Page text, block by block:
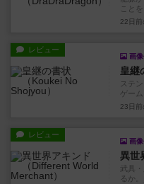
こと
22日前
レビュー
画像
皇継
ステ
ゲー
23日前
レビュー
画像
異世
武具
るか